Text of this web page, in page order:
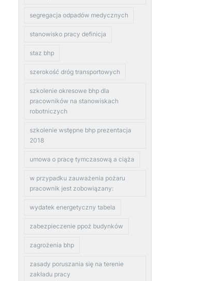
segregacja odpadów medycznych
stanowisko pracy definicja
staz bhp
szerokość dróg transportowych
szkolenie okresowe bhp dla
pracowników na stanowiskach
robotniczych
szkolenie wstępne bhp prezentacja
2018
umowa o pracę tymczasową a ciąża
w przypadku zauważenia pożaru
pracownik jest zobowiązany:
wydatek energetyczny tabela
zabezpieczenie ppoż budynków
zagrożenia bhp
zasady poruszania się na terenie
zakładu pracy